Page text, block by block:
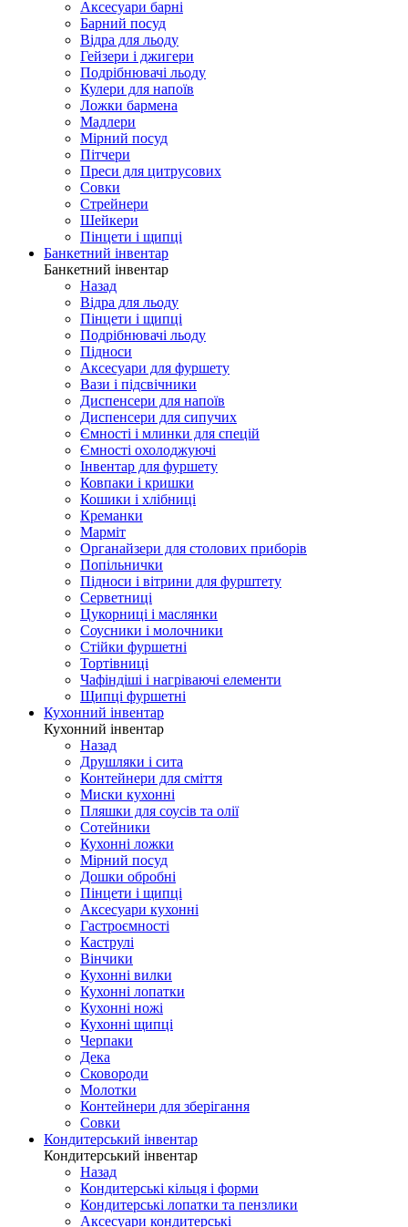
Аксесуари барні
Барний посуд
Відра для льоду
Гейзери і джигери
Подрібнювачі льоду
Кулери для напоїв
Ложки бармена
Мадлери
Мірний посуд
Пітчери
Преси для цитрусових
Совки
Стрейнери
Шейкери
Пінцети і щипці
Банкетний інвентар
Банкетний інвентар
Назад
Відра для льоду
Пінцети і щипці
Подрібнювачі льоду
Підноси
Аксесуари для фуршету
Вази і підсвічники
Диспенсери для напоїв
Диспенсери для сипучих
Ємності і млинки для спецій
Ємності охолоджуючі
Інвентар для фуршету
Ковпаки і кришки
Кошики і хлібниці
Креманки
Марміт
Органайзери для столових приборів
Попільнички
Підноси і вітрини для фурштету
Серветниці
Цукорниці і маслянки
Соусники і молочники
Стійки фуршетні
Тортівниці
Чафіндіші і нагріваючі елементи
Щипці фуршетні
Кухонний інвентар
Кухонний інвентар
Назад
Друшляки і сита
Контейнери для сміття
Миски кухонні
Пляшки для соусів та олії
Сотейники
Кухонні ложки
Мірний посуд
Дошки обробні
Пінцети і щипці
Аксесуари кухонні
Гастроємності
Каструлі
Вінчики
Кухонні вилки
Кухонні лопатки
Кухонні ножі
Кухонні щипці
Черпаки
Дека
Сковороди
Молотки
Контейнери для зберігання
Совки
Кондитерський інвентар
Кондитерський інвентар
Назад
Кондитерські кільця і форми
Кондитерські лопатки та пензлики
Аксесуари кондитерські